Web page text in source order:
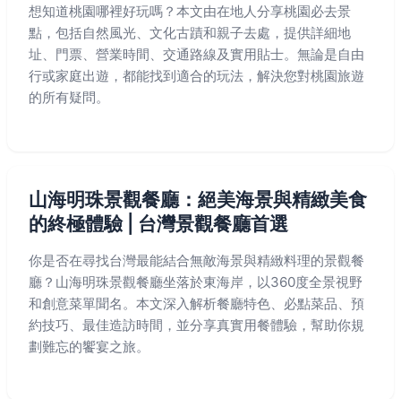
想知道桃園哪裡好玩嗎？本文由在地人分享桃園必去景
點，包括自然風光、文化古蹟和親子去處，提供詳細地
址、門票、營業時間、交通路線及實用貼士。無論是自由
行或家庭出遊，都能找到適合的玩法，解決您對桃園旅遊
的所有疑問。
山海明珠景觀餐廳：絕美海景與精緻美食
的終極體驗 | 台灣景觀餐廳首選
你是否在尋找台灣最能結合無敵海景與精緻料理的景觀餐
廳？山海明珠景觀餐廳坐落於東海岸，以360度全景視野
和創意菜單聞名。本文深入解析餐廳特色、必點菜品、預
約技巧、最佳造訪時間，並分享真實用餐體驗，幫助你規
劃難忘的饗宴之旅。